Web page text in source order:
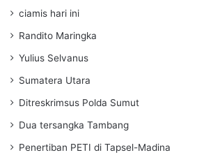
ciamis hari ini
Randito Maringka
Yulius Selvanus
Sumatera Utara
Ditreskrimsus Polda Sumut
Dua tersangka Tambang
Penertiban PETI di Tapsel-Madina